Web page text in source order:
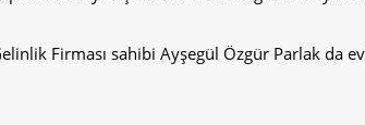
Firması sahibi Ayşegül Özgür Parlak